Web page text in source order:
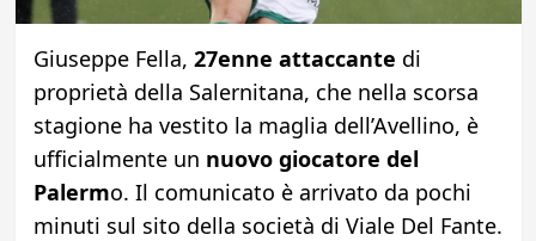
Giuseppe Fella, 27enne attaccante di
proprietà della Salernitana, che nella scorsa
stagione ha vestito la maglia dell’Avellino, è
ufficialmente un nuovo giocatore del
Palermo. Il comunicato è arrivato da pochi
minuti sul sito della società di Viale Del Fante.